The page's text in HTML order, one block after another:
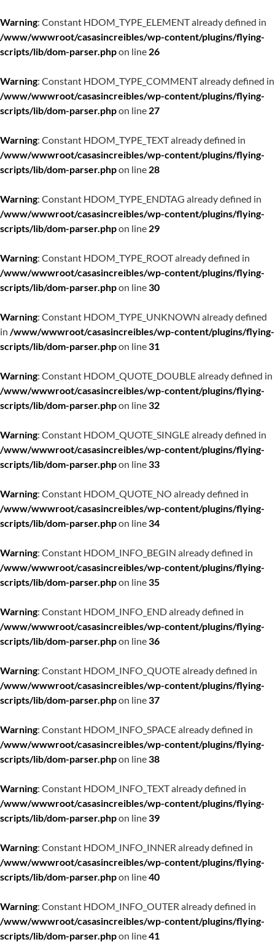
Warning: Constant HDOM_TYPE_ELEMENT already defined in
/www/wwwroot/casasincreibles/wp-content/plugins/flying-
scripts/lib/dom-parser.phpon line 26
Warning: Constant HDOM_TYPE_COMMENT already defined in
/www/wwwroot/casasincreibles/wp-content/plugins/flying-
scripts/lib/dom-parser.phpon line 27
Warning: Constant HDOM_TYPE_TEXT already defined in
/www/wwwroot/casasincreibles/wp-content/plugins/flying-
scripts/lib/dom-parser.phpon line 28
Warning: Constant HDOM_TYPE_ENDTAG already defined in
/www/wwwroot/casasincreibles/wp-content/plugins/flying-
scripts/lib/dom-parser.phpon line 29
Warning: Constant HDOM_TYPE_ROOT already defined in
/www/wwwroot/casasincreibles/wp-content/plugins/flying-
scripts/lib/dom-parser.phpon line30
Warning: Constant HDOM_TYPE_UNKNOWN already defined
in /www/wwwroot/casasincreibles/wp-content/plugins/flying-
scripts/lib/dom-parser.phpon line31
Warning: Constant HDOM_QUOTE_DOUBLE already defined in
/www/wwwroot/casasincreibles/wp-content/plugins/flying-
scripts/lib/dom-parser.phpon line32
Warning: Constant HDOM_QUOTE_SINGLE already defined in
/www/wwwroot/casasincreibles/wp-content/plugins/flying-
scripts/lib/dom-parser.phpon line33
Warning: Constant HDOM_QUOTE_NO already defined in
/www/wwwroot/casasincreibles/wp-content/plugins/flying-
scripts/lib/dom-parser.phpon line34
Warning: Constant HDOM_INFO_BEGIN already defined in
/www/wwwroot/casasincreibles/wp-content/plugins/flying-
scripts/lib/dom-parser.phpon line35
Warning: Constant HDOM_INFO_END already defined in
/www/wwwroot/casasincreibles/wp-content/plugins/flying-
scripts/lib/dom-parser.phpon line36
Warning: Constant HDOM_INFO_QUOTE already defined in
/www/wwwroot/casasincreibles/wp-content/plugins/flying-
scripts/lib/dom-parser.phpon line37
Warning: Constant HDOM_INFO_SPACE already defined in
/www/wwwroot/casasincreibles/wp-content/plugins/flying-
scripts/lib/dom-parser.phpon line38
Warning: Constant HDOM_INFO_TEXT already defined in
/www/wwwroot/casasincreibles/wp-content/plugins/flying-
scripts/lib/dom-parser.phpon line39
Warning: Constant HDOM_INFO_INNER already defined in
/www/wwwroot/casasincreibles/wp-content/plugins/flying-
scripts/lib/dom-parser.phpon line40
Warning: Constant HDOM_INFO_OUTER already defined in
/www/wwwroot/casasincreibles/wp-content/plugins/flying-
scripts/lib/dom-parser.phpon line41